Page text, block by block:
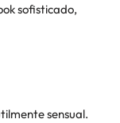
sofisticado,
sensual.